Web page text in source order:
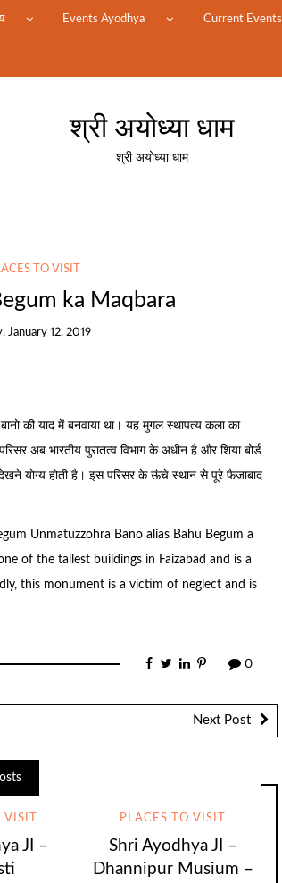
Events Ayodhya Current Events
श्री अयोध्या धाम
श्री अयोध्या धाम
TO VISIT
ka Maqbara
January 12, 2019
की याद में बनवाया था। यह मुगल स्थापत्य कला का
अब भारतीय पुरातत्व विभाग के अधीन है और शिया बोर्ड
देखने योग्य होती है। इस परिसर के ऊंचे स्थान से पूरे फैजाबाद
Unmatuzzohra Bano alias Bahu Begum a
of the tallest buildings in Faizabad and is a
this monument is a victim of neglect and is
0
Next Post
VISIT
JI –
PLACES TO VISIT
Shri Ayodhya JI –
Dhannipur Musium –